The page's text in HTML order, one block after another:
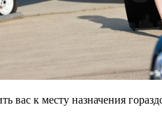
вас к месту назначения